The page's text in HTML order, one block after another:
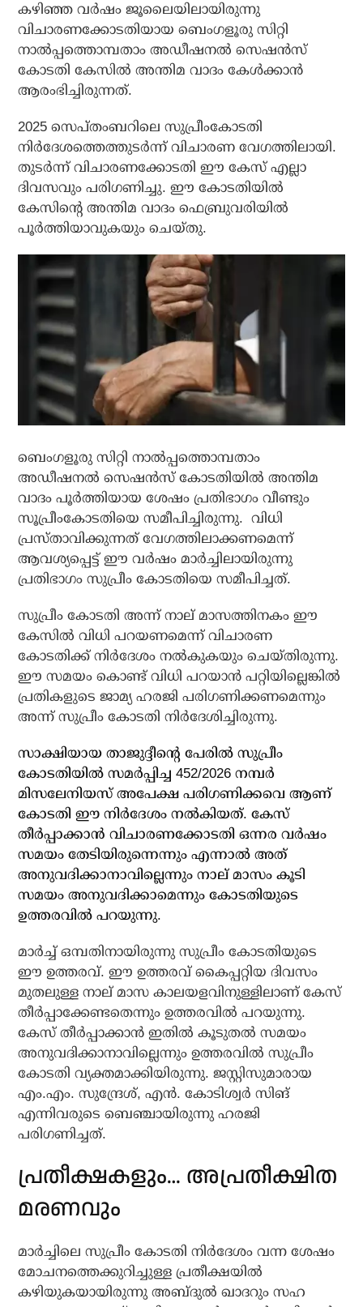
കഴിഞ്ഞ വർഷം ജൂലൈയിലായിരുന്നു
വിചാരണക്കോടതിയായ ബെംഗളൂരു സിറ്റി
നാൽപ്പത്തൊമ്പതാം അഡീഷനൽ സെഷൻസ്
കോടതി കേസിൽ അന്തിമ വാദം കേള്‍ക്കാന്‍
ആരംഭിച്ചിരുന്നത്.
2025 സെപ്തംബറിലെ സുപ്രീംകോടതി
നിർദേശത്തെത്തുടർന്ന് വിചാരണ വേഗത്തിലായി.
തുടർന്ന് വിചാരണക്കോടതി ഈ കേസ് എല്ലാ
ദിവസവും പരിഗണിച്ചു. ഈ കോടതിയിൽ
കേസിന്റെ അന്തിമ വാദം ഫെബ്രുവരിയിൽ
പൂർത്തിയാവുകയും ചെയ്തു.
ബെംഗളൂരു സിറ്റി നാൽപ്പത്തൊമ്പതാം
അഡീഷനൽ സെഷൻസ് കോടതിയിൽ അന്തിമ
വാദം പൂർത്തിയായ ശേഷം പ്രതിഭാഗം വീണ്ടും
സൂപ്രീംകോടതിയെ സമീപിച്ചിരുന്നു. വിധി
പ്രസ്താവിക്കുന്നത് വേഗത്തിലാക്കണമെന്ന്
ആവശ്യപ്പെട്ട് ഈ വർഷം മാർച്ചിലായിരുന്നു
പ്രതിഭാഗം സുപ്രീം കോടതിയെ സമീപിച്ചത്.
സുപ്രീം കോടതി അന്ന് നാല് മാസത്തിനകം ഈ
കേസിൽ വിധി പറയണമെന്ന് വിചാരണ
കോടതിക്ക് നിർദേശം നൽകുകയും ചെയ്തിരുന്നു.
ഈ സമയം കൊണ്ട് വിധി പറയാൻ പറ്റിയില്ലെങ്കിൽ
പ്രതികളുടെ ജാമ്യ ഹരജി പരിഗണിക്കണമെന്നും
അന്ന് സുപ്രീം കോടതി നിർദേശിച്ചിരുന്നു.
സാക്ഷിയായ താജുദ്ദീന്റെ പേരില്‍ സുപ്രീം
കോടതിയില്‍ സമര്‍പ്പിച്ച 452/2026 നമ്പര്‍
മിസലേനിയസ് അപേക്ഷ പരിഗണിക്കവെ ആണ്
കോടതി ഈ നിര്‍ദേശം നല്‍കിയത്. കേസ്
തീര്‍പ്പാക്കാന്‍ വിചാരണക്കോടതി ഒന്നര വര്‍ഷം
സമയം തേടിയിരുന്നെന്നും എന്നാല്‍ അത്
അനുവദിക്കാനാവില്ലെന്നും നാല് മാസം കൂടി
സമയം അനുവദിക്കാമെന്നും കോടതിയുടെ
ഉത്തരവില്‍ പറയുന്നു.
മാര്‍ച്ച് ഒമ്പതിനായിരുന്നു സുപ്രീം കോടതിയുടെ
ഈ ഉത്തരവ്. ഈ ഉത്തരവ് കൈപ്പറ്റിയ ദിവസം
മുതലുള്ള നാല് മാസ കാലയളവിനുള്ളിലാണ് കേസ്
തീര്‍പ്പാക്കേണ്ടതെന്നും ഉത്തരവില്‍ പറയുന്നു.
കേസ് തീര്‍പ്പാക്കാന്‍ ഇതില്‍ കൂടുതല്‍ സമയം
അനുവദിക്കാനാവില്ലെന്നും ഉത്തരവില്‍ സുപ്രീം
കോടതി വ്യക്തമാക്കിയിരുന്നു. ജസ്റ്റിസുമാരായ
എം.എം. സുന്ദ്രേശ്, എന്‍. കോടിശ്വര്‍ സിങ്
എന്നിവരുടെ ബെഞ്ചായിരുന്നു ഹരജി
പരിഗണിച്ചത്.
പ്രതീക്ഷകളും… അപ്രതീക്ഷിത
മരണവും
മാർച്ചിലെ സുപ്രീം കോടതി നിർദേശം വന്ന ശേഷം
മോചനത്തെക്കുറിച്ചുള്ള പ്രതീക്ഷയിൽ
കഴിയുകയായിരുന്നു അബ്ദുൽ ഖാദറും സഹ